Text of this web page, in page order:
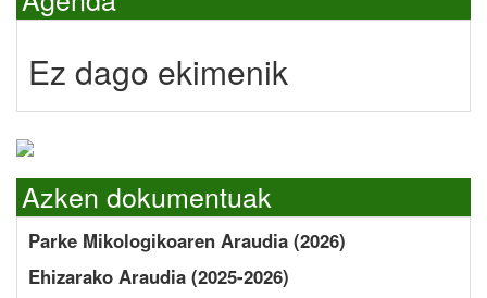
Ez dago ekimenik
Azken dokumentuak
Parke Mikologikoaren Araudia (2026)
Ehizarako Araudia (2025-2026)